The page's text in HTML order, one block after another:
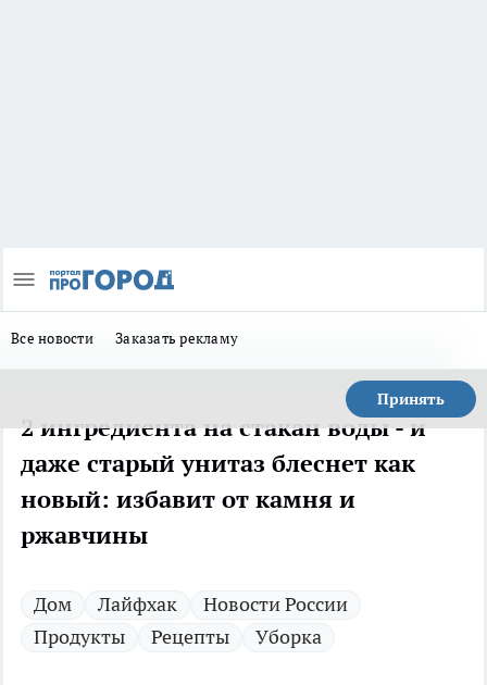
Все новости Заказать рекламу
Принять
2 ингредиента на стакан воды - и
даже старый унитаз блеснет как
новый: избавит от камня и
ржавчины
Дом Лайфхак
Новости России
Продукты
Рецепты Уборка